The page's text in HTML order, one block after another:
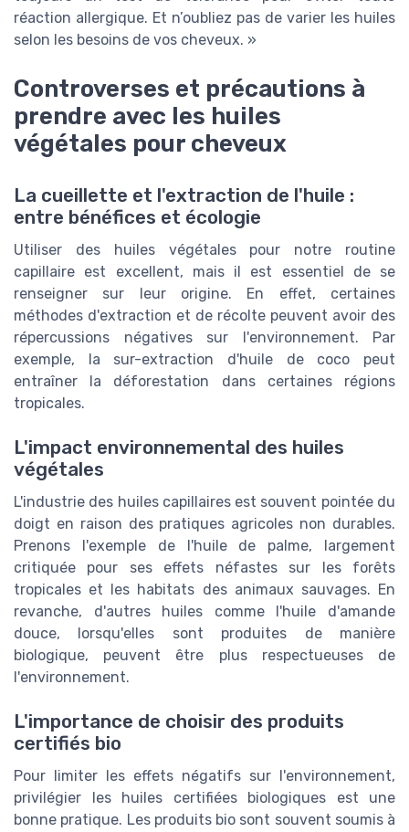
réaction allergique. Et n’oubliez pas de varier les huiles
selon les besoins de vos cheveux. »
Controverses et précautions à
prendre avec les huiles
végétales pour cheveux
La cueillette et l'extraction de l'huile :
entre bénéfices et écologie
Utiliser des huiles végétales pour notre routine
capillaire est excellent, mais il est essentiel de se
renseigner sur leur origine. En effet, certaines
méthodes d'extraction et de récolte peuvent avoir des
répercussions négatives sur l'environnement. Par
exemple, la sur-extraction d'huile de coco peut
entraîner la déforestation dans certaines régions
tropicales.
L'impact environnemental des huiles
végétales
L'industrie des huiles capillaires est souvent pointée du
doigt en raison des pratiques agricoles non durables.
Prenons l'exemple de l'huile de palme, largement
critiquée pour ses effets néfastes sur les forêts
tropicales et les habitats des animaux sauvages. En
revanche, d'autres huiles comme l'huile d'amande
douce, lorsqu'elles sont produites de manière
biologique, peuvent être plus respectueuses de
l'environnement.
L'importance de choisir des produits
certifiés bio
Pour limiter les effets négatifs sur l'environnement,
privilégier les huiles certifiées biologiques est une
bonne pratique. Les produits bio sont souvent soumis à